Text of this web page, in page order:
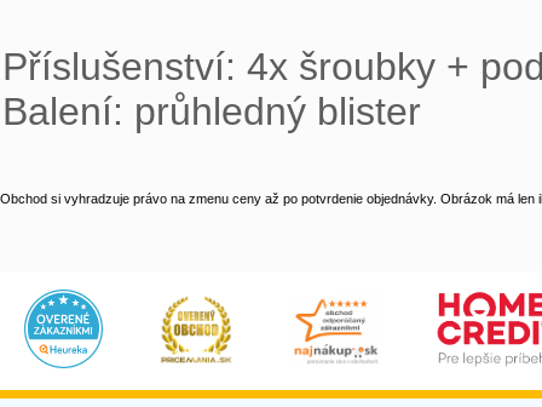
Příslušenství: 4x šroubky +
Balení: průhledný blister
Obchod si vyhradzuje právo na zmenu ceny až po potvrdenie objednávky. Obrázok má len